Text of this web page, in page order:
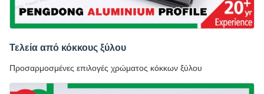
Τελεία από κόκκους ξύλου
Προσαρμοσμένες επιλογές χρώματος κόκκων ξύλου